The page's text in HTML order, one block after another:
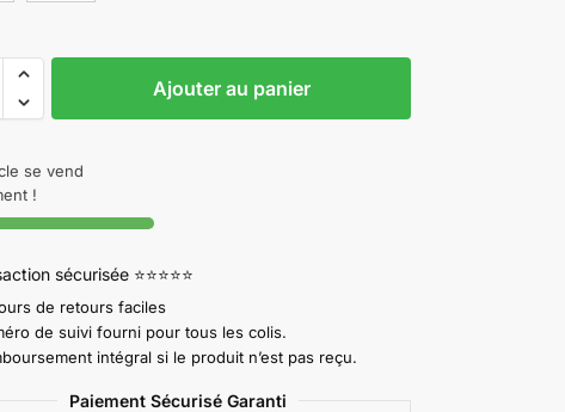
Ajouter au panier
se vend
!
sécurisée ⭐⭐⭐⭐⭐
de retours faciles
de suivi fourni pour tous les colis.
intégral si le produit n’est pas reçu.
Paiement Sécurisé Garanti